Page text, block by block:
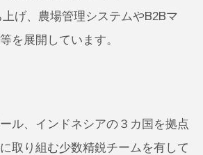
上げ、農場管理システムやB2Bマ
を展開しています。
ル、インドネシアの３カ国を拠点
取り組む少数精鋭チームを有して